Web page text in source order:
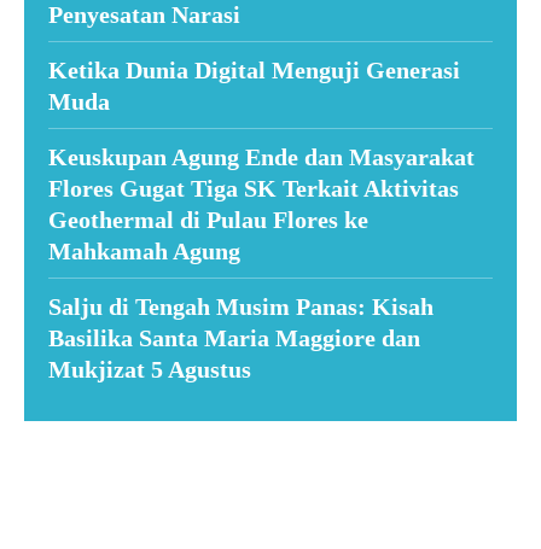
Penyesatan Narasi
Ketika Dunia Digital Menguji Generasi
Muda
Keuskupan Agung Ende dan Masyarakat
Flores Gugat Tiga SK Terkait Aktivitas
Geothermal di Pulau Flores ke
Mahkamah Agung
Salju di Tengah Musim Panas: Kisah
Basilika Santa Maria Maggiore dan
Mukjizat 5 Agustus